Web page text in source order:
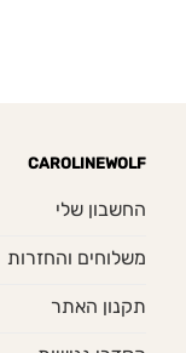
CAROLINEWOLF
החשבון שלי
משלוחים והחזרות
תקנון האתר